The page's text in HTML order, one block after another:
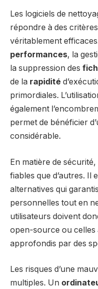
Les logiciels de
répondre à des
véritablement
performances, la
la suppression des
de la rapidité
primordiales.
également
permet de bénéficier
considérable.
En matière de
fiables que d’autres. Il
alternatives qui
personnelles tout en
utilisateurs doivent
open-source ou celles
approfondis par des
Les risques d’une
multiples. Un